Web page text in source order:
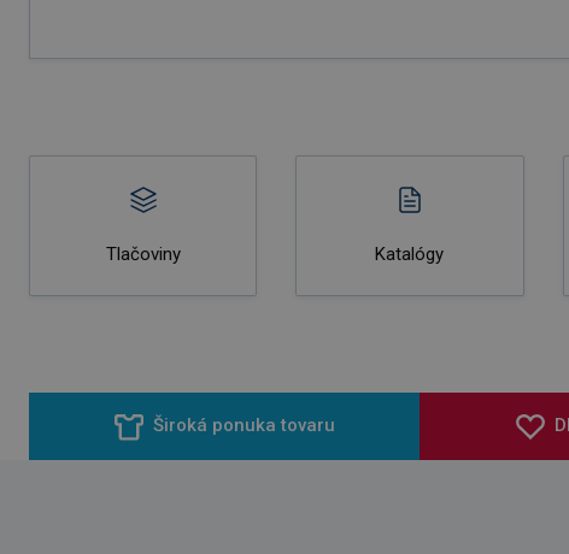
Tlačoviny Katalógy
Široká ponuka tovaru